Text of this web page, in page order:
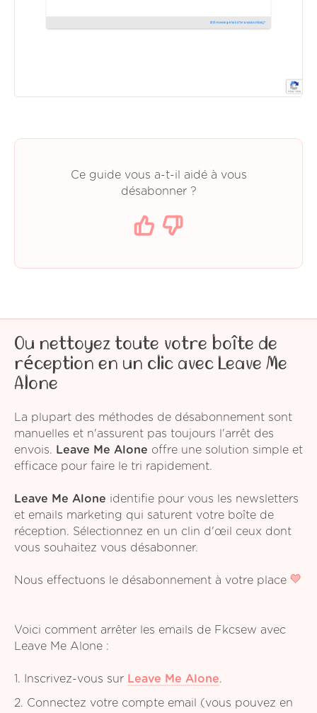
Ce guide vous a-t-il aidé à vous
désabonner ?
Ou nettoyez toute votre boîte de
réception en un clic avec Leave Me
Alone
La plupart des méthodes de désabonnement sont
manuelles et n'assurent pas toujours l'arrêt des
envois.
Leave Me Alone offre une solution simple et
efficace pour faire le tri rapidement.
Leave Me Alone identifie pour vous les newsletters
et emails marketing qui saturent votre boîte de
réception. Sélectionnez en un clin d'œil ceux dont
vous souhaitez vous désabonner.
Nous effectuons le désabonnement à votre place
Voici comment arrêter les emails de Fkcsew avec
Leave Me Alone :
1. Inscrivez-vous sur Leave Me Alone.
2. Connectez votre compte email (vous pouvez en